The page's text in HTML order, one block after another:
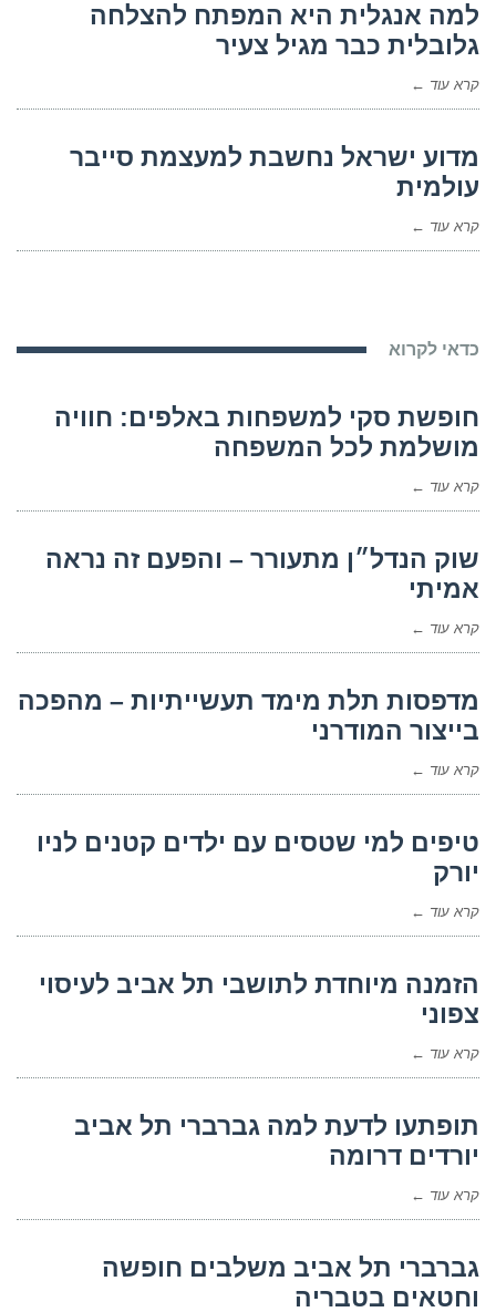
למה אנגלית היא המפתח להצלחה
גלובלית כבר מגיל צעיר
קרא עוד ←
מדוע ישראל נחשבת למעצמת סייבר
עולמית
קרא עוד ←
כדאי לקרוא
חופשת סקי למשפחות באלפים: חוויה
מושלמת לכל המשפחה
קרא עוד ←
שוק הנדל״ן מתעורר – והפעם זה נראה
אמיתי
קרא עוד ←
מדפסות תלת מימד תעשייתיות – מהפכה
בייצור המודרני
קרא עוד ←
טיפים למי שטסים עם ילדים קטנים לניו
יורק
קרא עוד ←
הזמנה מיוחדת לתושבי תל אביב לעיסוי
צפוני
קרא עוד ←
תופתעו לדעת למה גברברי תל אביב
יורדים דרומה
קרא עוד ←
גברברי תל אביב משלבים חופשה
וחטאים בטבריה